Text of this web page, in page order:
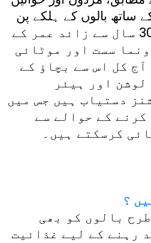
ساتھ بالوں کے ہلکے پن
کا سامنا ہوتا ہے اور 30 سال سے زائد عمر کے
سست اور موٹائی
کل اس سے بچاؤ کے
اور ہیئر
دستیاب ہیں جس میں
کے حوالے سے
کرسکتے ہیں۔
؟
بالوں کو بھی
رہنے کے لیے غذائیت